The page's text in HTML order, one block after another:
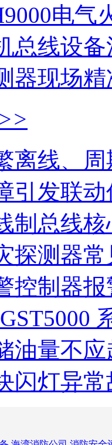
电气
总线设备
器现场
离线、
引发联
制总线核
探测器常
控制器报
油量不应
闪灯异常